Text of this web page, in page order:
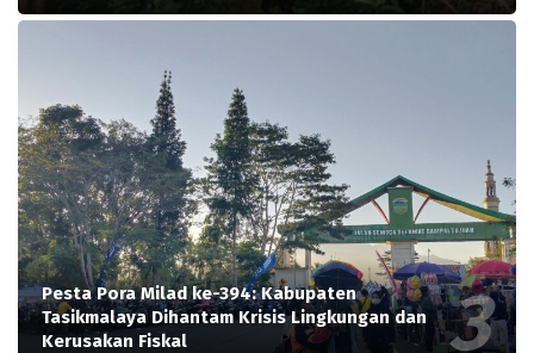
Pesta Pora Milad ke-394: Kabupaten
Tasikmalaya Dihantam Krisis Lingkungan dan
Kerusakan Fiskal